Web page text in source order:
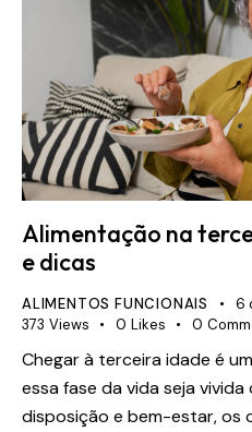
Alimentação na
e dicas
ALIMENTOS FUNCIONAIS
6
373 Views 0 Likes 0
Chegar à terceira idade é
essa fase da vida seja vivida
disposição e bem-estar, os